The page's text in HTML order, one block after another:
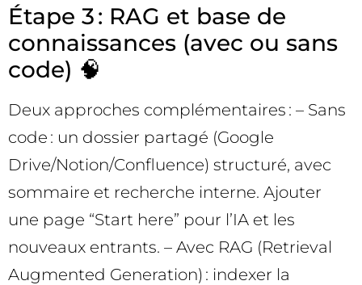
Étape 3 : RAG et base de
connaissances (avec ou sans
code) 🧠
Deux approches complémentaires : – Sans
code : un dossier partagé (Google
Drive/Notion/Confluence) structuré, avec
sommaire et recherche interne. Ajouter
une page “Start here” pour l’IA et les
nouveaux entrants. – Avec RAG (Retrieval
Augmented Generation) : indexer la